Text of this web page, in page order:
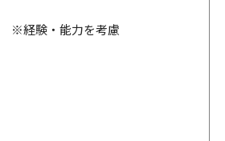
※経験・能力を考慮